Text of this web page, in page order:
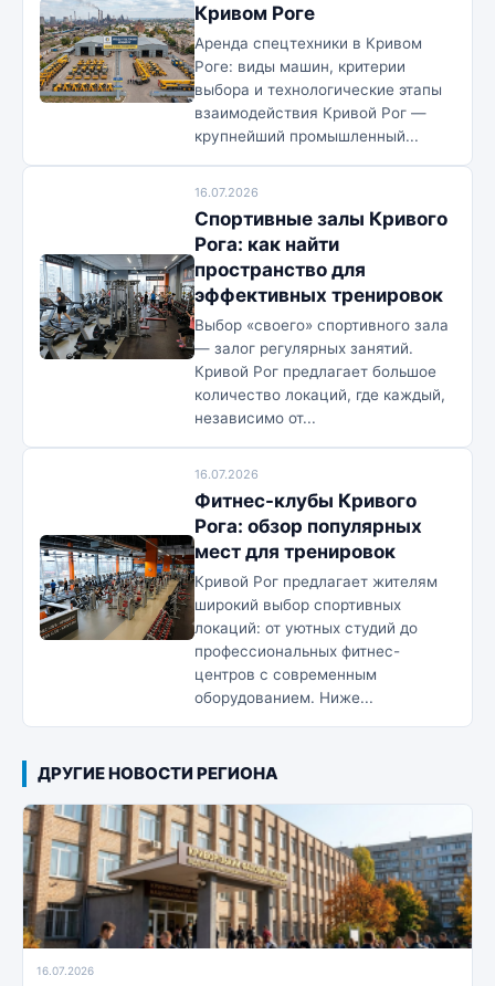
Кривом Роге
Аренда спецтехники в Кривом
Роге: виды машин, критерии
выбора и технологические этапы
взаимодействия Кривой Рог —
крупнейший промышленный...
16.07.2026
Спортивные залы Кривого
Рога: как найти
пространство для
эффективных тренировок
Выбор «своего» спортивного зала
— залог регулярных занятий.
Кривой Рог предлагает большое
количество локаций, где каждый,
независимо от...
16.07.2026
Фитнес-клубы Кривого
Рога: обзор популярных
мест для тренировок
Кривой Рог предлагает жителям
широкий выбор спортивных
локаций: от уютных студий до
профессиональных фитнес-
центров с современным
оборудованием. Ниже...
ДРУГИЕ НОВОСТИ РЕГИОНА
16.07.2026